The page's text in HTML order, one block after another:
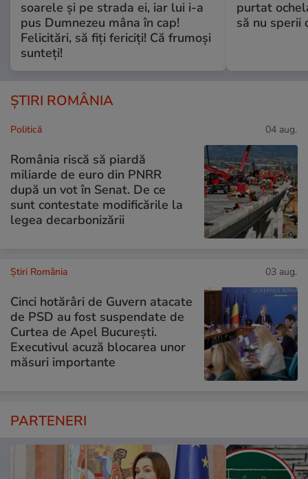
soarele și pe strada ei, iar lui i-a
pus Dumnezeu mâna în cap!
Felicitări, să fiți fericiți! Că frumoși
sunteți!
purtat
să nu sperii
ȘTIRI ROMÂNIA
Politică 04 aug.
România riscă să piardă
miliarde de euro din PNRR
după un vot în Senat. De ce
sunt contestate modificările la
legea decarbonizării
Știri România 03 aug.
Cinci hotărâri de Guvern atacate
de PSD au fost suspendate de
Curtea de Apel București.
Executivul acuză blocarea unor
măsuri importante
PARTENERI